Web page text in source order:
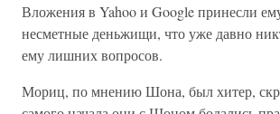
Вложения в Yahoo и Google принесли
несметные деньжищи, что уже давно
ему лишних вопросов.
Мориц, по мнению Шона, был хитер,